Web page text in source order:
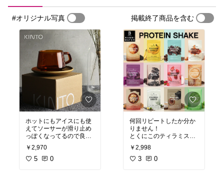
#オリジナル写真 掲載終了商品を含む
ホットにもアイスにも使
えてソーサーが滑り止め
っぽくなってるので良い
です◎
オシャレで使うのが楽し
みです& #9825;&
￥2,970
5 0
何回リピートしたか分か
りません！
とくにこのティラミス味
は他にはなくて
本当に美味しい&
普通にカフェドリンクと
￥2,998
3 0